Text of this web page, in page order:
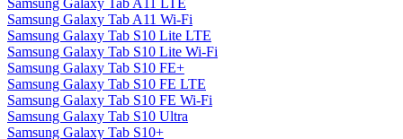
Samsung Galaxy Tab A11 LTE
Samsung Galaxy Tab A11 Wi-Fi
Samsung Galaxy Tab S10 Lite LTE
Samsung Galaxy Tab S10 Lite Wi-Fi
Samsung Galaxy Tab S10 FE+
Samsung Galaxy Tab S10 FE LTE
Samsung Galaxy Tab S10 FE Wi-Fi
Samsung Galaxy Tab S10 Ultra
Samsung Galaxy Tab S10+